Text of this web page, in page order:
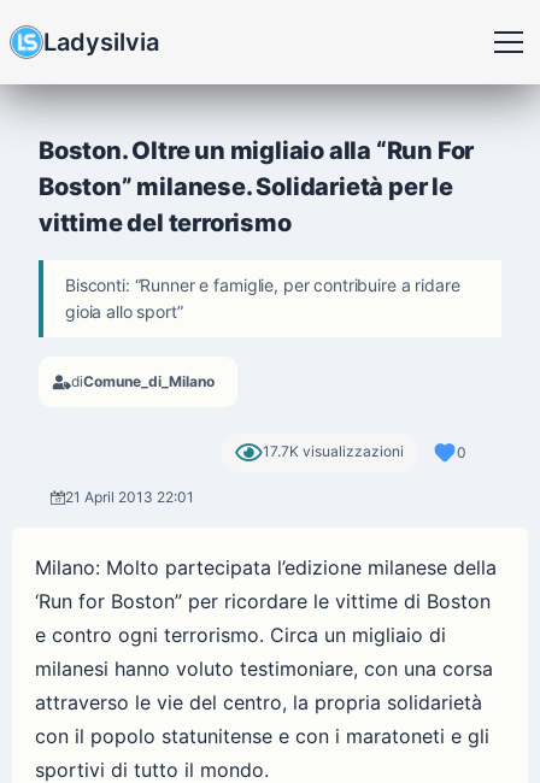
Ladysilvia
Boston. Oltre un migliaio alla “Run For
Boston” milanese. Solidarietà per le
vittime del terrorismo
Bisconti: “Runner e famiglie, per contribuire a ridare
gioia allo sport”
diComune_di_Milano
17.7K visualizzazioni 0
21 April 2013 22:01
Milano: Molto partecipata l’edizione milanese della
‘Run for Boston” per ricordare le vittime di Boston
e contro ogni terrorismo. Circa un migliaio di
milanesi hanno voluto testimoniare, con una corsa
attraverso le vie del centro, la propria solidarietà
con il popolo statunitense e con i maratoneti e gli
sportivi di tutto il mondo.